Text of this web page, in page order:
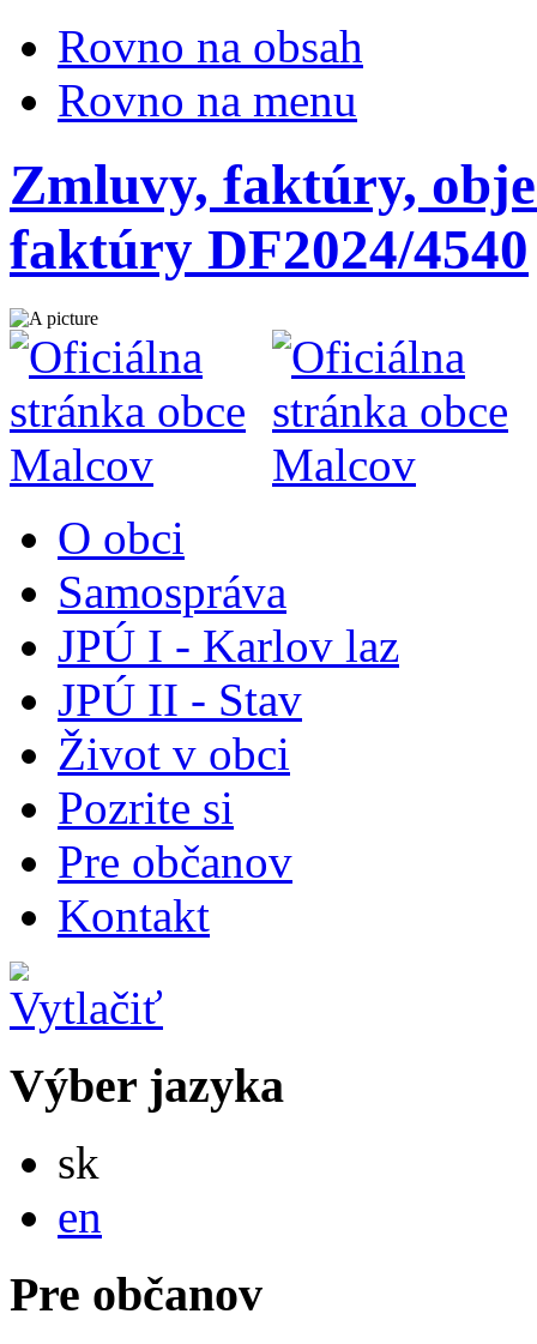
Rovno na obsah
Rovno na menu
Zmluvy, faktúry,
faktúry DF2024/4540
O obci
Samospráva
JPÚ I - Karlov laz
JPÚ II - Stav
Život v obci
Pozrite si
Pre občanov
Kontakt
Výber jazyka
sk
en
Pre občanov